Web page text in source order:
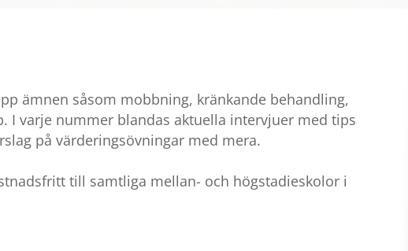
Nolltolerans -
ämnen såsom mobbning, kränkande behandling,
I varje nummer blandas aktuella intervjuer med tips
på värderingsövningar med mera.
till samtliga mellan- och högstadieskolor i